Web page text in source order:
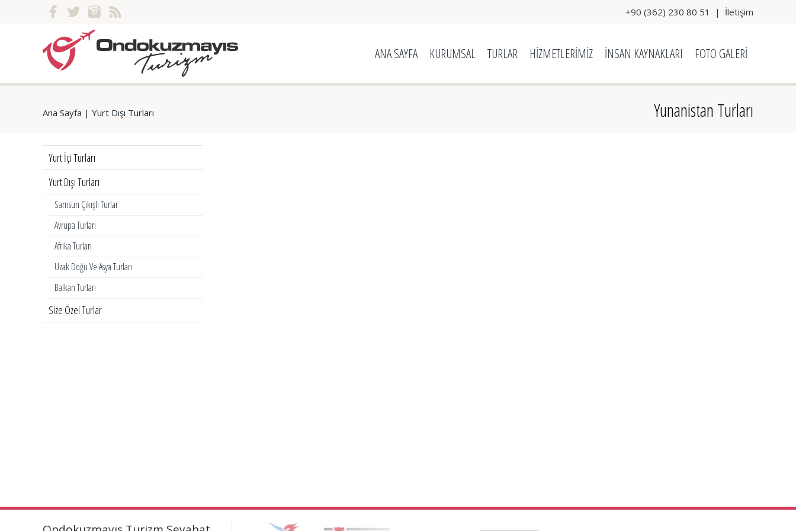
+90 (362) 230 80 51 | İletişim
ANA SAYFA KURUMSAL TURLAR HİZMETLERİMİZ İNSAN KAYNAKLARI FOTO GALERİ
Ana Sayfa | Yurt Dışı Turları Yunanistan Turları
Yurt İçi Turları
Yurt Dışı Turları
Samsun Çıkışlı Turlar
Avrupa Turları
Afrika Turları
Uzak Doğu Ve Asya Turları
Balkan Turları
Size Özel Turlar